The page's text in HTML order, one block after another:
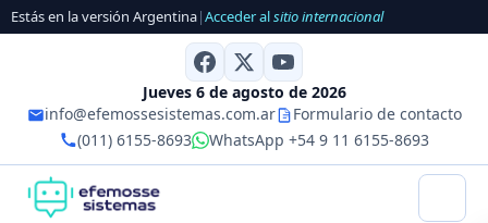
Estás en la versión Argentina|Acceder alsitio internacional
Jueves 6 de agosto de 2026
info@efemossesistemas.com.ar
Formulario de contacto
(011) 6155-8693
WhatsApp +54 9 11 6155-8693